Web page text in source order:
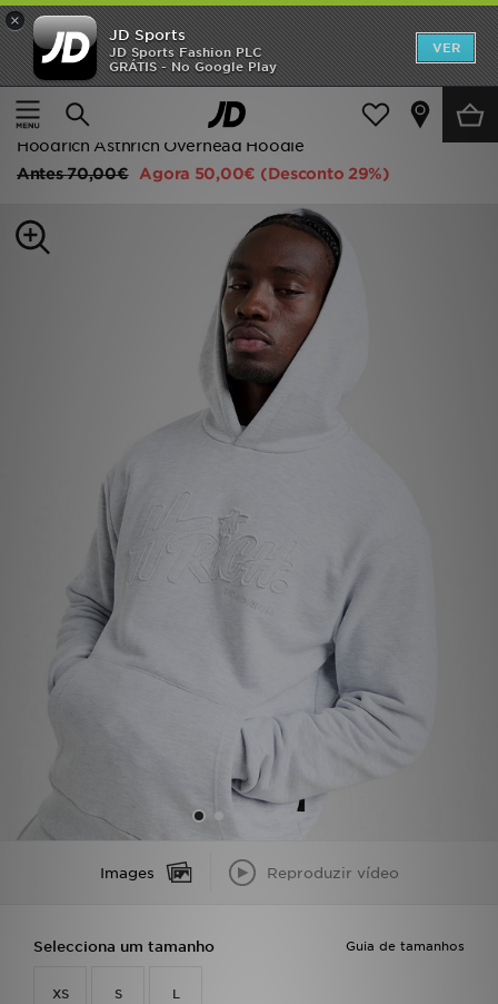
×
JD Sports
JD Sports Fashion PLC
GRÁTIS - No Google Play
VER
Página principal
Homem
Roupa de Homem
Hoodrich Asthrich Overhead Hoodie
Antes70,00€ Agora 50,00€ (Desconto 29%)
Images Reproduzir vídeo
Guia de tamanhos
Selecciona um tamanho
XS S L
INÍCIO
Promoções
NOVIDADES
MULHER
VER MARCAS
LOCALIZADOR DE LOJAS
MENSAGENS